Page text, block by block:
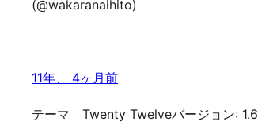
(@wakaranaihito)
11年、 4ヶ月前
テーマ Twenty Twelveバージョン: 1.6